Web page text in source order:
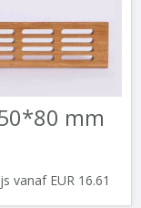
mm
vanaf EUR 16.61